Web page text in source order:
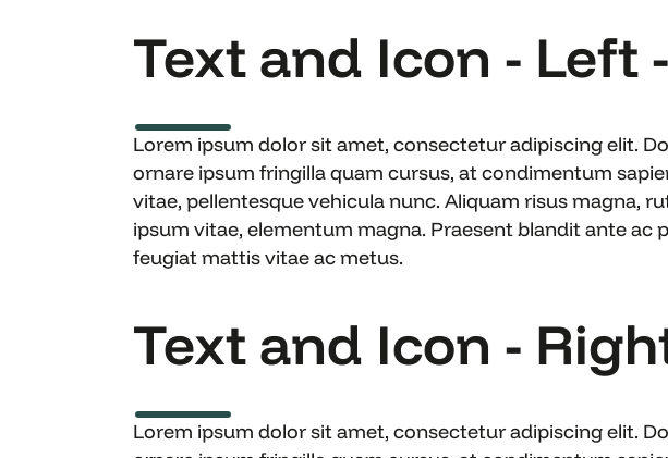
Text and Icon - Left
Lorem ipsum dolor sit amet, consectetur adipiscing elit.
ornare ipsum fringilla quam cursus, at condimentum
vitae, pellentesque vehicula nunc. Aliquam risus magna,
ipsum vitae, elementum magna. Praesent blandit ante
feugiat mattis vitae ac metus.
Text and Icon -
Lorem ipsum dolor sit amet, consectetur adipiscing elit.